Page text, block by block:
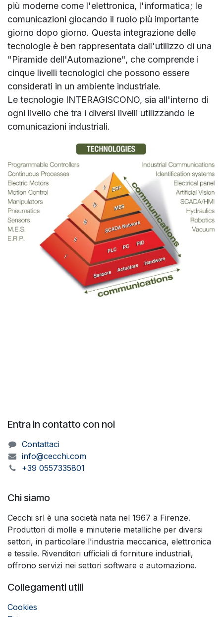
più moderne come l'elettronica, l'informatica; le
comunicazioni giocando il ruolo più importante
giorno dopo giorno. Questa integrazione delle
tecnologie è ben rappresentata dall'utilizzo di una
"Piramide dell'Automazione", che comprende i
cinque livelli tecnologici che possono essere
considerati in un ambiente industriale.
Le tecnologie INTERAGISCONO, sia all'interno di
ogni livello che tra i diversi livelli utilizzando le
comunicazioni industriali.
Entra in contatto con noi
Contattaci
info@cecchi.com
+39 0557335801
Chi siamo
Cecchi srl è una società nata nel 1967 a Firenze.
Produttori di molle e minuterie metalliche per diversi
settori, in particolare l'industria meccanica, elettronica
e tessile. Rivenditori ufficiali di forniture industriali,
offrono servizi nei settori software e automazione.
Collegamenti utili
Cookies